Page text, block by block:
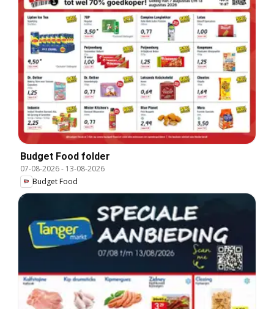
Budget Food folder
07-08-2026- 13-08-2026
Budget Food